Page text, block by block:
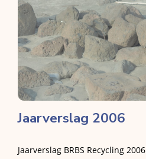
Jaarverslag 2006
Jaarverslag BRBS Recycling 2006